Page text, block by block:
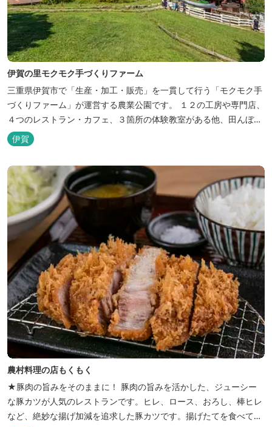
伊賀の里モクモク手づくりファーム
三重県伊賀市で「生産・加工・販売」を一貫して行う「モクモク手
づくりファーム」が運営する農業公園です。 １２の工房や専門店、
４つのレストラン・カフェ、３箇所の体験教室がある他、田んぼや
いかだ池など、「自然や農業」を身近に感じて楽しんでいただける
遊び場もあります。 園内では、ミニブタくんたちのショーを見た
り、ウインナーづくりやパンづくりなどの手づくり体験教室や、食
農体験プログラムに参加したり...
伊賀
農村料理の店もくもく
★豚肉の旨みをそのままに！ 豚肉の旨みを活かした、ジューシー
な豚カツが人気のレストランです。ヒレ、ロース、おろし、棒ヒレ
など、絶妙な揚げ加減を追求した豚カツです。揚げたてを食べてい